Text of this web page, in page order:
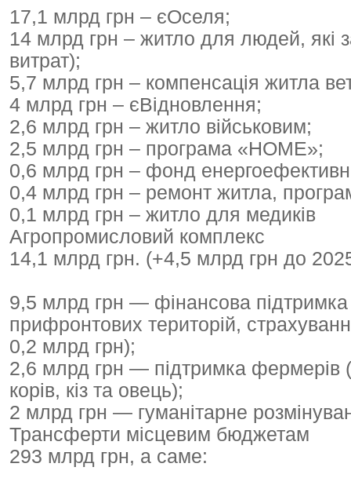
17,1 млрд грн – єОселя;
14 млрд грн – житло для людей, які
витрат);
5,7 млрд грн – компенсація житла
4 млрд грн – єВідновлення;
2,6 млрд грн – житло військовим;
2,5 млрд грн – програма «HOME»;
0,6 млрд грн – фонд
0,4 млрд грн – ремонт житла,
0,1 млрд грн – житло для медиків
Агропромисловий комплекс
14,1 млрд грн. (+4,5 млрд грн до
9,5 млрд грн — фінансова підтримка
прифронтових територій,
0,2 млрд грн);
2,6 млрд грн — підтримка фермерів
корів, кіз та овець);
2 млрд грн — гуманітарне
Трансферти місцевим бюджетам
293 млрд грн, а саме: